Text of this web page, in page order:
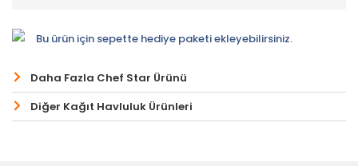
Bu ürün için sepette hediye paketi ekleyebilirsiniz.
Daha Fazla Chef Star Ürünü
Diğer Kağıt Havluluk Ürünleri